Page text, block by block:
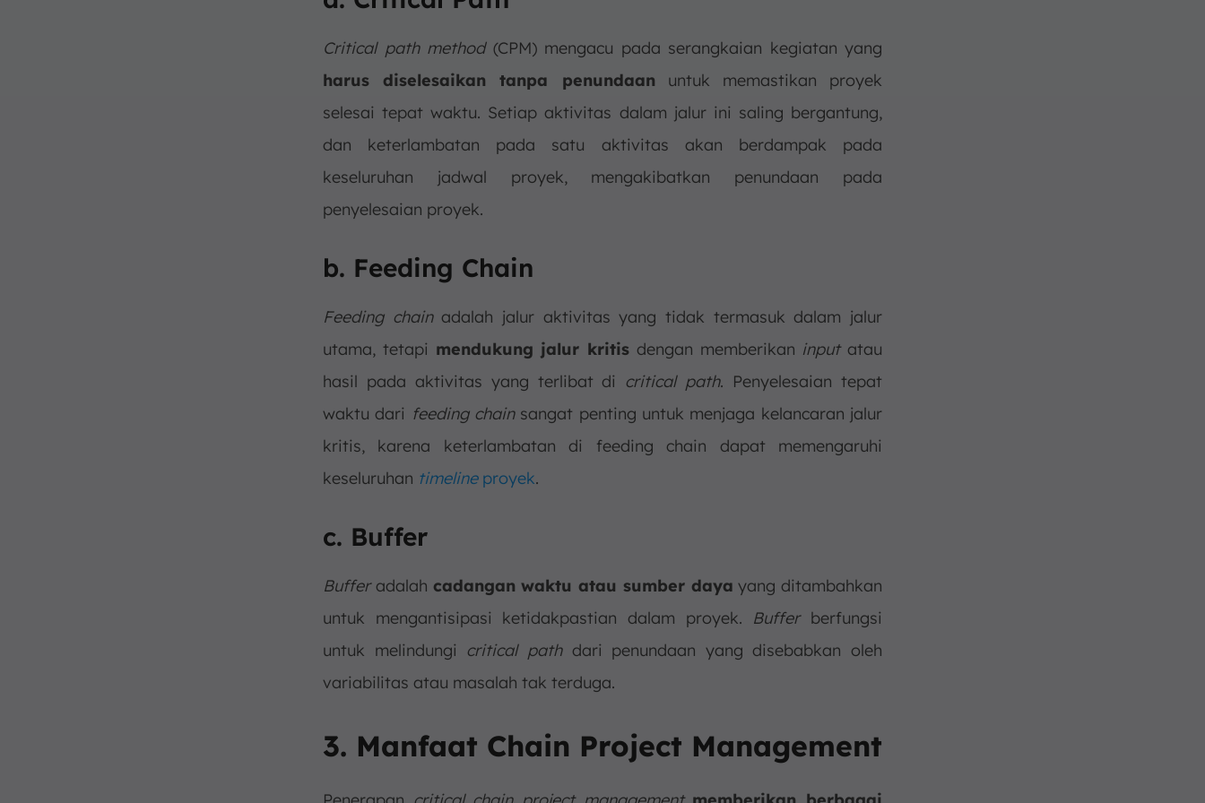
Critical path method (CPM) mengacu pada serangkaian kegiatan yang
harus diselesaikan tanpa penundaan untuk memastikan proyek
selesai tepat waktu. Setiap aktivitas dalam jalur ini saling bergantung,
dan keterlambatan pada satu aktivitas akan berdampak pada
keseluruhan jadwal proyek, mengakibatkan penundaan pada
penyelesaian proyek.
b. Feeding Chain
Feeding chainadalah jalur aktivitas yang tidak termasuk dalam jalur
utama, tetapi mendukung jalur kritis dengan memberikan inputatau
hasil pada aktivitas yang terlibat di critical path. Penyelesaian tepat
waktu dari feeding chainsangat penting untuk menjaga kelancaran jalur
kritis, karena keterlambatan di feeding chain dapat memengaruhi
keseluruhan timelineproyek.
c. Buffer
Bufferadalah cadangan waktu atau sumber daya yang ditambahkan
untuk mengantisipasi ketidakpastian dalam proyek. Bufferberfungsi
untuk melindungi critical pathdari penundaan yang disebabkan oleh
variabilitas atau masalah tak terduga.
3. Manfaat Chain Project Management